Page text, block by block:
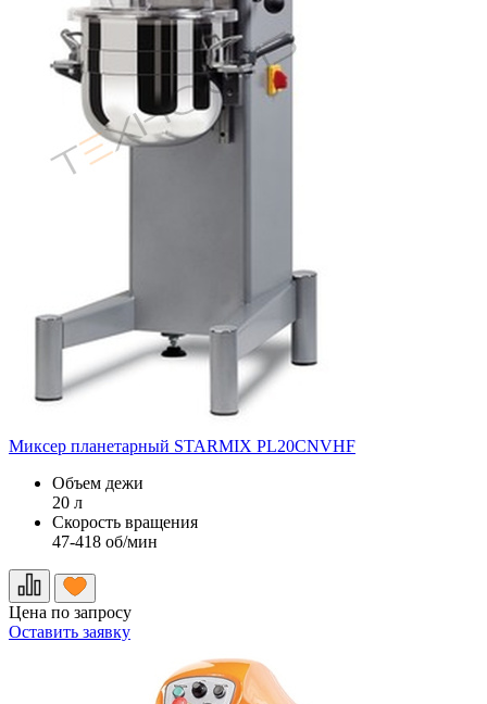
Миксер планетарный STARMIX PL20CNVHF
Объем дежи
20 л
Скорость вращения
47-418 об/мин
Цена по запросу
Оставить заявку